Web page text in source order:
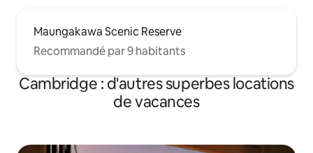
Maungakawa Scenic Reserve
Recommandé par 9 habitants
Cambridge : d'autres superbes locations
de vacances